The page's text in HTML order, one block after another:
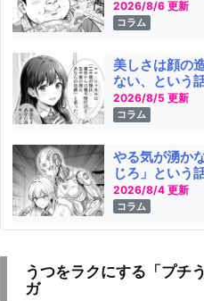
2026/8/6 更新
コラム
美しさは顔の
ない、という話
2026/8/5 更新
コラム
やる気が湧か
じろ」という話
2026/8/4 更新
コラム
うつをラクにする「プチ
ガ